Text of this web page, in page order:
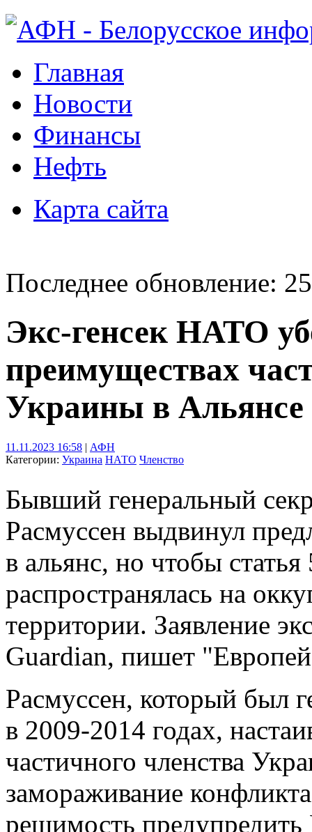
Главная
Новости
Финансы
Нефть
Карта сайта
Последнее обновление:
Экс-генсек НАТО
преимуществах
Украины в Альянсе
11.11.2023 16:58 | АФН
Категории: Украина НАТО Членство
Бывший генеральный
Расмуссен выдвинул
в альянс, но чтобы
распространялась на
территории. Заявление
Guardian, пишет
Расмуссен, который был
в 2009-2014 годах,
частичного членства
замораживание
решимость